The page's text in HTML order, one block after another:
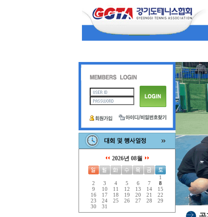
2026년 08월
1
2
3 4 5 6 7
8
9
10 11 12 13 14
15
16
17 18 19 20 21
22
23
24 25 26 27 28
29
30
31